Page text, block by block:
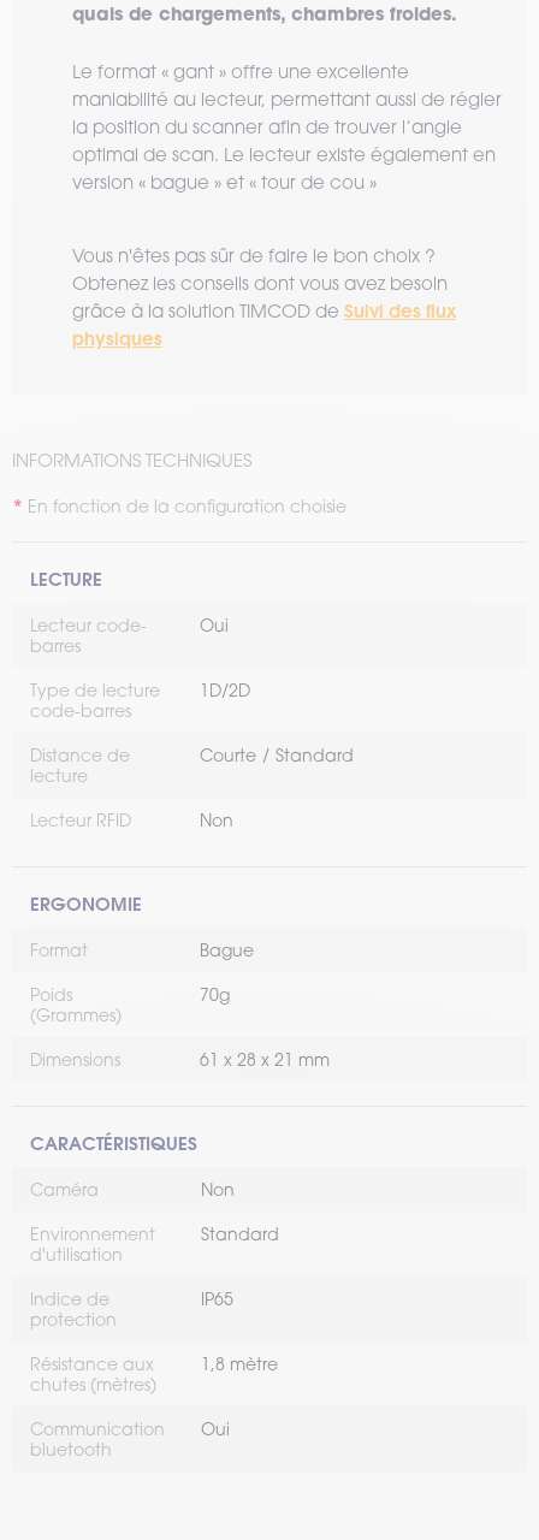
quais de chargements, chambres froides.
Le format « gant » offre une excellente
maniabilité au lecteur, permettant aussi de régler
la position du scanner afin de trouver l’angle
optimal de scan. Le lecteur existe également en
version « bague » et « tour de cou »
Vous n'êtes pas sûr de faire le bon choix ?
Obtenez les conseils dont vous avez besoin
grâce à la solution TIMCOD de Suivi des flux
physiques
INFORMATIONS TECHNIQUES
En fonction de la configuration choisie
LECTURE
Lecteur code-
barres
Oui
Type de lecture
code-barres
1D/2D
Distance de
lecture
Courte Standard
Lecteur RFID Non
ERGONOMIE
Format Bague
Poids
(Grammes)
70g
Dimensions 61 x 28 x 21 mm
CARACTÉRISTIQUES
Caméra Non
Environnement
d'utilisation
Standard
Indice de
protection
IP65
Résistance aux
chutes (mètres)
1,8 mètre
Communication
bluetooth
Oui